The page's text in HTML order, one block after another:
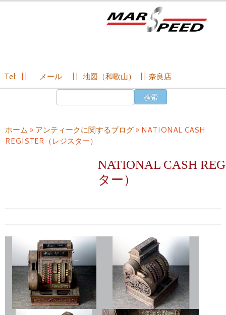
ン
ツ
Tel: メール 地図（和歌山） 奈良店
ホーム » アンティークに関するブログ» NATIONAL CASH
REGISTER（レジスター）
NATIONAL CASH
ター）